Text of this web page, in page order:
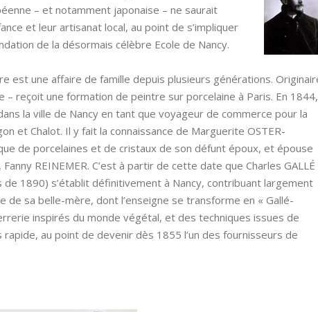
– et notamment japonaise – ne saurait
et leur artisanat local, au point de s’impliquer
de la désormais célèbre Ecole de Nancy.
est une affaire de famille depuis plusieurs générations.
– reçoit une formation de peintre sur porcelaine à Paris. En 1844,
la ville de Nancy en tant que voyageur de commerce pour la
et Chalot. Il y fait la connaissance de Marguerite OSTER-
de porcelaines et de cristaux de son défunt époux, et épouse
REINEMER. C’est à partir de cette date que Charles GALLÉ
1890) s’établit définitivement à Nancy, contribuant largement
de sa belle-mère, dont l’enseigne se transforme en « Gallé-
inspirés du monde végétal, et des techniques issues de
au point de devenir dès 1855 l’un des fournisseurs de